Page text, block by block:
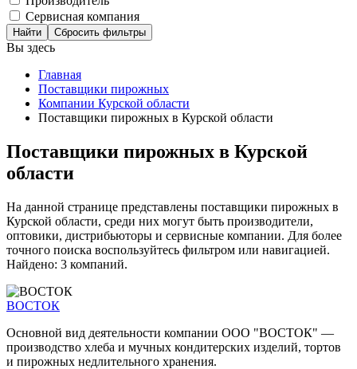
Сервисная компания
Сбросить фильтры
Вы здесь
Главная
Поставщики пирожных
Компании Курской области
Поставщики пирожных в Курской области
Поставщики пирожных в Курской
области
На данной странице представлены поставщики пирожных в
Курской области, среди них могут быть производители,
оптовики, дистрибьюторы и сервисные компании. Для более
точного поиска воспользуйтесь фильтром или навигацией.
Найдено: 3 компаний.
ВОСТОК
Основной вид деятельности компании ООО "ВОСТОК" —
производство хлеба и мучных кондитерских изделий, тортов
и пирожных недлительного хранения.